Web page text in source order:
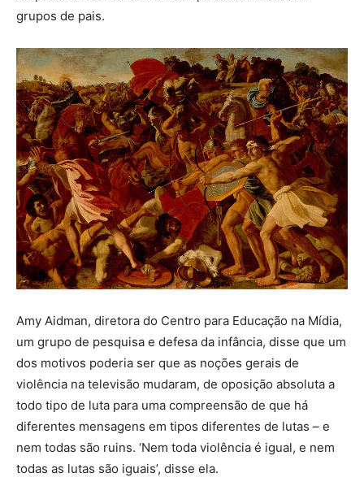
grupos de pais.
Amy Aidman, diretora do Centro para Educação na Mídia,
um grupo de pesquisa e defesa da infância, disse que um
dos motivos poderia ser que as noções gerais de
violência na televisão mudaram, de oposição absoluta a
todo tipo de luta para uma compreensão de que há
diferentes mensagens em tipos diferentes de lutas – e
nem todas são ruins. ‘Nem toda violência é igual, e nem
todas as lutas são iguais’, disse ela.